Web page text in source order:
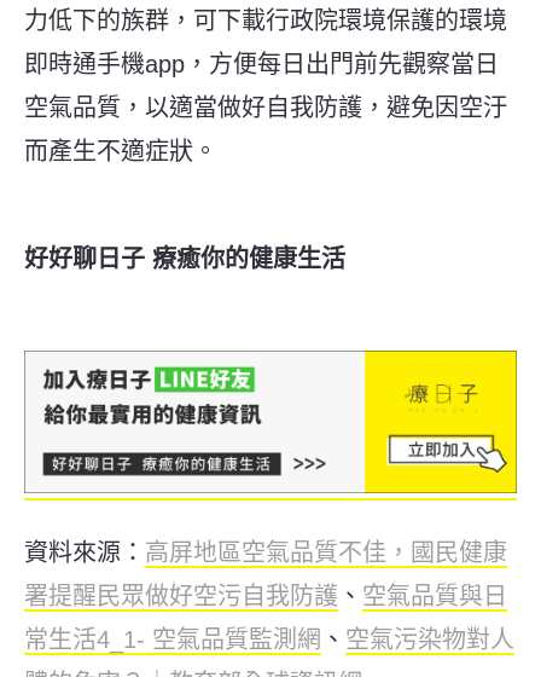
力低下的族群，可下載行政院環境保護的環境
即時通手機app，方便每日出門前先觀察當日
空氣品質，以適當做好自我防護，避免因空汙
而產生不適症狀。
好好聊日子 療癒你的健康生活
資料來源： 高屏地區空氣品質不佳，國民健康
署提醒民眾做好空污自我防護 、 空氣品質與日
常生活4_1- 空氣品質監測網 、 空氣污染物對人